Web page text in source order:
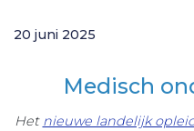
20 juni 2025
Medisch
Het nieuwe landelijk